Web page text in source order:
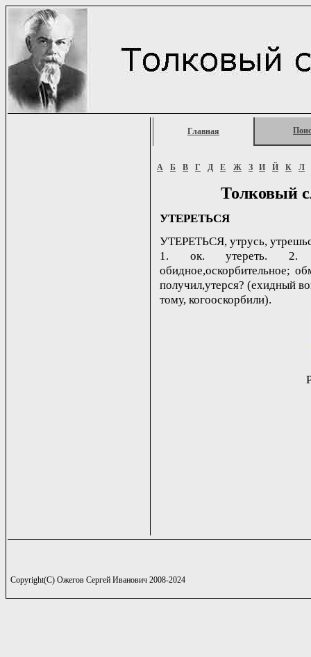
Главная
А Б В Г Д Е Ж З И Й К Л
Толковый
УТЕРЕТЬСЯ
УТЕРЕТЬСЯ, утрусь,
1. ок. утереть. 2.
обидное,оскорбительное;
получил,утерся? (ехидный
тому, когооскорбили).
Copyright(C) Ожегов Сергей Иванович 2008-2024